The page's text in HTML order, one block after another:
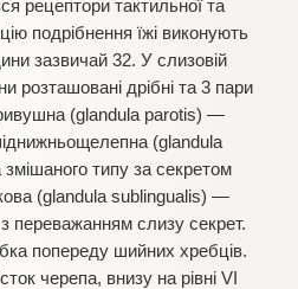
рецептори тактильної та
подрібнення їжі виконують
зазвичай 32. У слизовій
розташовані дрібні та 3 пари
(glandula parotis) —
(glandula
типу за секретом
(glandula sublingualis) —
переважанням слизу секрет.
попереду шийних хребців.
черепа, внизу на рівні VI